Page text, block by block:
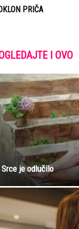
PRIČA
I OVO
Srce je odlučilo